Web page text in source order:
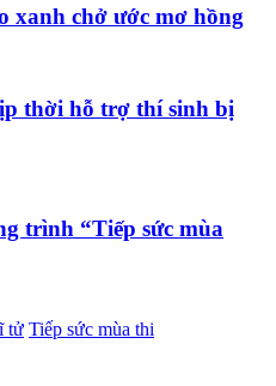
xanh chở ước mơ hồng
thời hỗ trợ thí sinh bị
trình “Tiếp sức mùa
tử Tiếp sức mùa thi